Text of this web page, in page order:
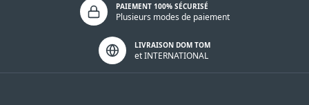
PAIEMENT 100% SÉCURISÉ
Plusieurs modes de paiement
LIVRAISON DOM TOM
et INTERNATIONAL